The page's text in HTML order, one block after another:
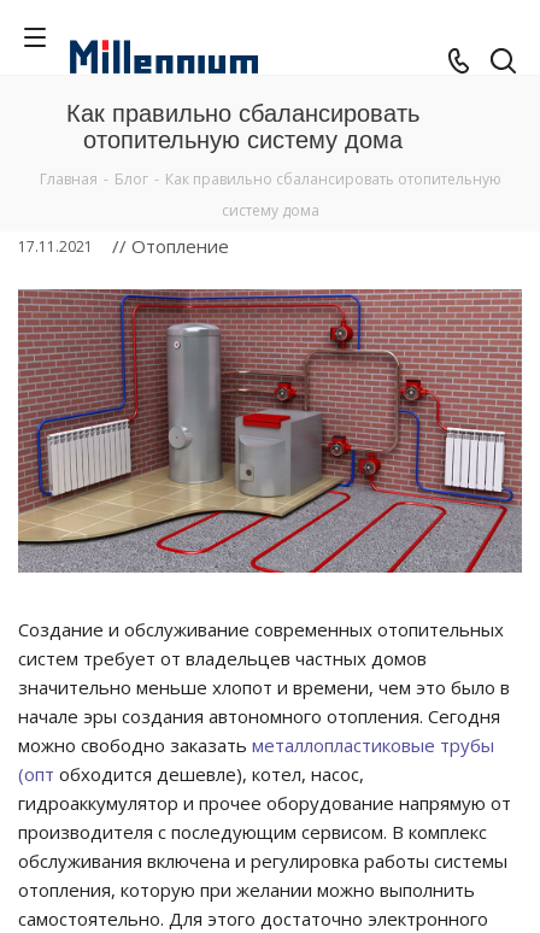
Как правильно сбалансировать
отопительную систему дома
Главная - Блог - Как правильно сбалансировать отопительную
систему дома
17.11.2021
// Отопление
Создание и обслуживание современных отопительных
систем требует от владельцев частных домов
значительно меньше хлопот и времени, чем это было в
начале эры создания автономного отопления. Сегодня
можно свободно заказать металлопластиковые трубы
(опт обходится дешевле), котел, насос,
гидроаккумулятор и прочее оборудование напрямую от
производителя с последующим сервисом. В комплекс
обслуживания включена и регулировка работы системы
отопления, которую при желании можно выполнить
самостоятельно. Для этого достаточно электронного